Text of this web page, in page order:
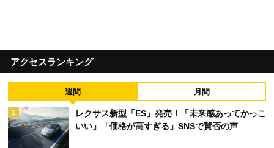
アクセスランキング
週間 月間
1
レクサス新型「ES」発売！「未来感あってかっこ
いい」「価格が高すぎる」SNSで賛否の声